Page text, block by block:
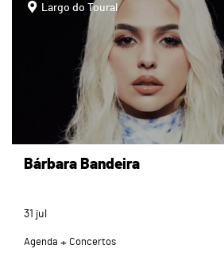
Largo do Toural
Bárbara Bandeira
31 jul
Agenda Concertos